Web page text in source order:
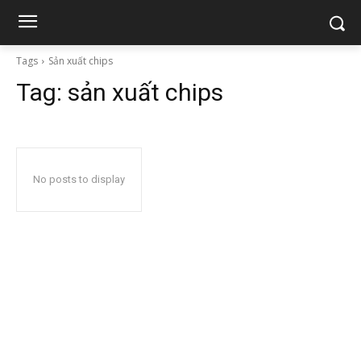
Tags Sản xuất chips
Tag: sản xuất chips
No posts to display